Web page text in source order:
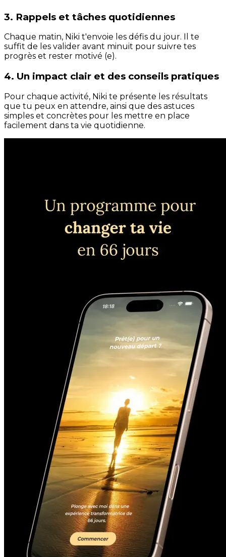
3. Rappels et tâches quotidiennes
Chaque matin, Niki t'envoie les défis du jour. Il te
suffit de les valider avant minuit pour suivre tes
progrès et rester motivé (e).
4. Un impact clair et des conseils pratiques
Pour chaque activité, Niki te présente les résultats
que tu peux en attendre, ainsi que des astuces
simples et concrètes pour les mettre en place
facilement dans ta vie quotidienne.